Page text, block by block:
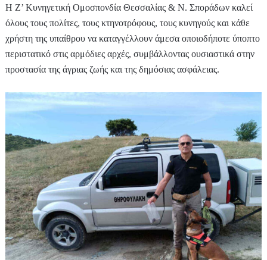
H Z’ Κυνηγετική Ομοσπονδία Θεσσαλίας & Ν. Σποράδων καλεί
όλους τους πολίτες, τους κτηνοτρόφους, τους κυνηγούς και κάθε
χρήστη της υπαίθρου να καταγγέλλουν άμεσα οποιοδήποτε ύποπτο
περιστατικό στις αρμόδιες αρχές, συμβάλλοντας ουσιαστικά στην
προστασία της άγριας ζωής και της δημόσιας ασφάλειας.